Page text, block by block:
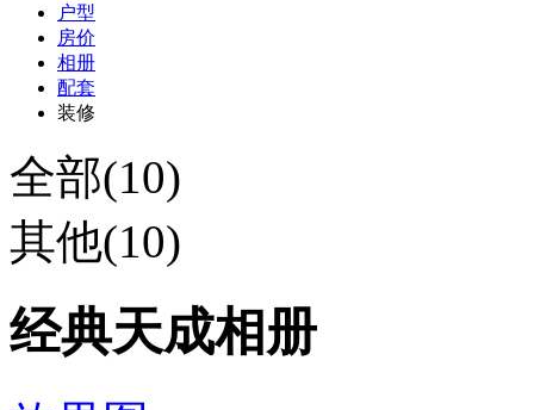
户型
房价
相册
配套
装修
全部(10)
其他(10)
经典天成相册